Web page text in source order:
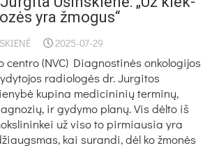
yra žmo­gus“
2025-07-29
cent­ro (NVC) Diag­nos­ti­nės on­ko­lo­gi­jos
radiologės dr. Jurgitos
kupina medicininių terminų,
ir gydymo planų. Vis dėlto iš
už viso to pirmiausia yra
kai su­ran­di, dėl ko žmo­nės